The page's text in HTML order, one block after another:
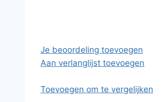
Je beoordeling toevoegen
Aan verlanglijst toevoegen
Toevoegen om te vergelijken